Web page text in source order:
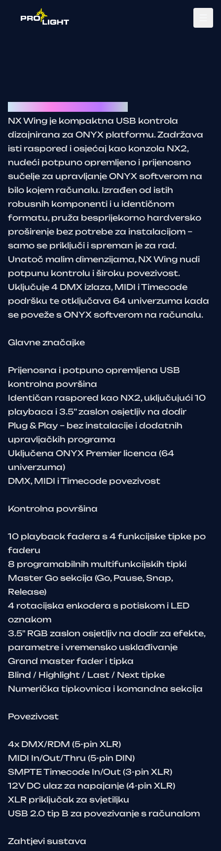
NX Wing je kompaktna USB kontrola
dizajnirana za ONYX platformu. Zadržava
isti raspored i osjećaj kao konzola NX2,
nudeći potpuno opremljeno i prijenosno
sučelje za upravljanje ONYX softverom na
bilo kojem računalu. Izrađen od istih
robusnih komponenti i u identičnom
formatu, pruža besprijekorno hardversko
proširenje bez potrebe za instalacijom –
samo se priključi i spreman je za rad.
Unatoč malim dimenzijama, NX Wing nudi
potpunu kontrolu i široku povezivost.
Uključuje 4 DMX izlaza, MIDI i Timecode
podršku te otključava 64 univerzuma kada
se poveže s ONYX softverom na računalu.
Glavne značajke
Prijenosna i potpuno opremljena USB
kontrolna površina
Identičan raspored kao NX2, uključujući 10
playbaca i 3.5” zaslon osjetljiv na dodir
Plug & Play – bez instalacije i dodatnih
upravljačkih programa
Uključena ONYX Premier licenca (64
univerzuma)
DMX, MIDI i Timecode povezivost
Kontrolna površina
10 playback fadera s 4 funkcijske tipke po
faderu
8 programabilnih multifunkcijskih tipki
Master Go sekcija (Go, Pause, Snap,
Release)
4 rotacijska enkodera s potiskom i LED
oznakom
3.5" RGB zaslon osjetljiv na dodir za efekte,
parametre i vremensko usklađivanje
Grand master fader i tipka
Blind / Highlight / Last / Next tipke
Numerička tipkovnica i komandna sekcija
Povezivost
4x DMX/RDM (5-pin XLR)
MIDI In/Out/Thru (5-pin DIN)
SMPTE Timecode In/Out (3-pin XLR)
12V DC ulaz za napajanje (4-pin XLR)
XLR priključak za svjetiljku
USB 2.0 tip B za povezivanje s računalom
Zahtjevi sustava